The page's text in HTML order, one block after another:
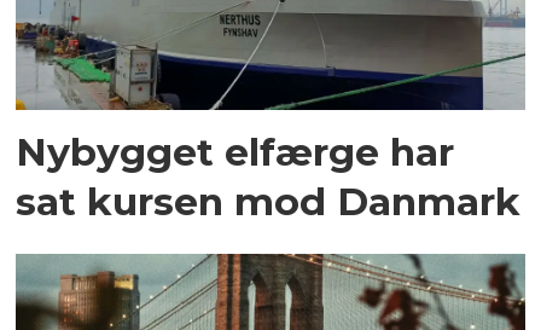
Nybygget elfærge har
sat kursen mod Danmark